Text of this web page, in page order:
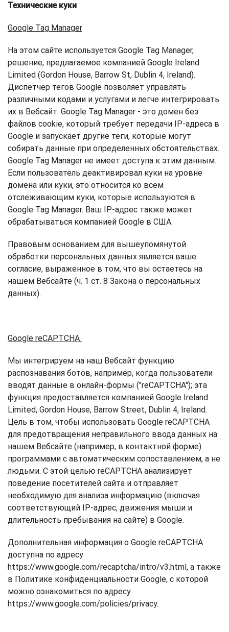
Технические куки
Google Tag Manager
На этом сайте используется Google Tag Manager,
решение, предлагаемое компанией Google Ireland
Limited (Gordon House, Barrow St, Dublin 4, Ireland).
Диспетчер тегов Google позволяет управлять
различными кодами и услугами и легче интегрировать
их в Вебсайт. Google Tag Manager - это домен без
файлов cookie, который требует передачи IP-адреса в
Google и запускает другие теги, которые могут
собирать данные при определенных обстоятельствах.
Google Tag Manager не имеет доступа к этим данным.
Если пользователь деактивировал куки на уровне
домена или куки, это относится ко всем
отслеживающим куки, которые используются в
Google Tag Manager. Ваш IP-адрес также может
обрабатываться компанией Google в США.
Правовым основанием для вышеупомянутой
обработки персональных данных является ваше
согласие, выраженное в том, что вы остаетесь на
нашем Вебсайте (ч. 1 ст. 8 Закона о персональных
данных).
Google reCAPTCHA
Мы интегрируем на наш Вебсайт функцию
распознавания ботов, например, когда пользователи
вводят данные в онлайн-формы ("reCAPTCHA"); эта
функция предоставляется компанией Google Ireland
Limited, Gordon House, Barrow Street, Dublin 4, Ireland.
Цель в том, чтобы использовать Google reCAPTCHA
для предотвращения неправильного ввода данных на
нашем Вебсайте (например, в контактной форме)
программами с автоматическим сопоставлением, а не
людьми. С этой целью reCAPTCHA анализирует
поведение посетителей сайта и отправляет
необходимую для анализа информацию (включая
соответствующий IP-адрес, движения мыши и
длительность пребывания на сайте) в Google.
Дополнительная информация о Google reCAPTCHA
доступна по адресу
https://www.google.com/recaptcha/intro/v3.html, а также
в Политике конфиденциальности Google, с которой
можно ознакомиться по адресу
https://www.google.com/policies/privacy.